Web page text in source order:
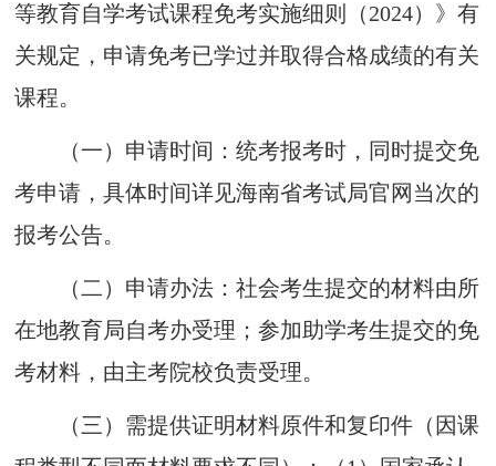
等教育自学考试课程免考实施细则 （2024） 》有
关规定， 申请免考已学过并取得合格成绩的有关
课程。
（一） 申请时间：统考报考时 ， 同时提交免
考申请 ，具体时间详见海南省考试局官网当次的
报考公告。
（二） 申请办法：社会考生提交的材料由所
在地教育局自考办受理；参加助学考生提交的免
考材料 ， 由主考院校负责受理。
（三） 需提供证明材料原件和复印件 （因课